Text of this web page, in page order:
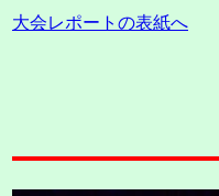
大会レポートの表紙へ